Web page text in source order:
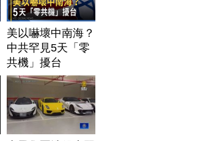
美以嚇壞中南海？
中共罕見5天「零
共機」擾台